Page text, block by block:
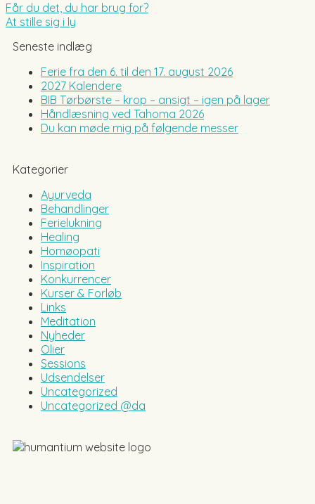
Får du det, du har brug for?
At stille sig i ly
Seneste indlæg
Ferie fra den 6. til den 17. august 2026
2027 Kalendere
BIB Tørbørste – krop – ansigt – igen på lager
Håndlæsning ved Tahoma 2026
Du kan møde mig på følgende messer
Kategorier
Ayurveda
Behandlinger
Ferielukning
Healing
Homøopati
Inspiration
Konkurrencer
Kurser & Forløb
Links
Meditation
Nyheder
Olier
Sessions
Udsendelser
Uncategorized
Uncategorized @da